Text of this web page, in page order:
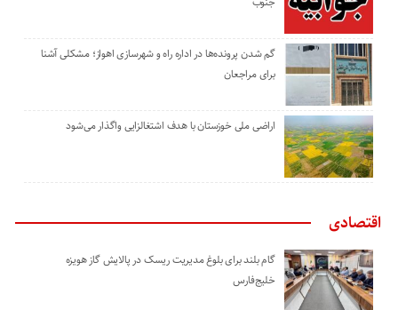
گم شدن پرونده‌ها در اداره راه و شهرسازی اهواز؛ مشکلی آشنا
برای مراجعان
اراضی ملی خوزستان با هدف اشتغالزایی واگذار می‌شود
اقتصادی
گام بلند برای بلوغ مدیریت ریسک در پالایش گاز هویزه
خلیج‌فارس